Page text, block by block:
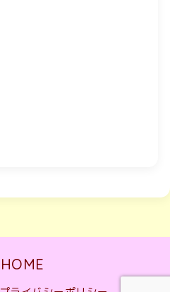
HOME